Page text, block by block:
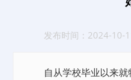
发布时间：2024-10-
自从学校毕业以来就